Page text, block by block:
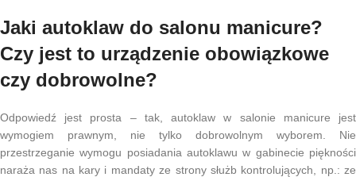
Jaki autoklaw do salonu manicure?
Czy jest to urządzenie obowiązkowe
czy dobrowolne?
Odpowiedź jest prosta – tak, autoklaw w salonie manicure jest
wymogiem prawnym, nie tylko dobrowolnym wyborem. Nie
przestrzeganie wymogu posiadania autoklawu w gabinecie piękności
naraża nas na kary i mandaty ze strony służb kontrolujących, np.: ze